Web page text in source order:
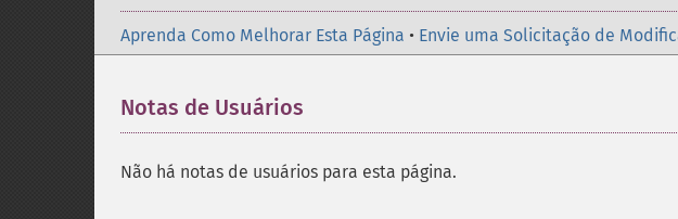
Aprenda Como Melhorar Esta Página • Envie uma Solicitação de
Notas de Usuários
Não há notas de usuários para esta página.